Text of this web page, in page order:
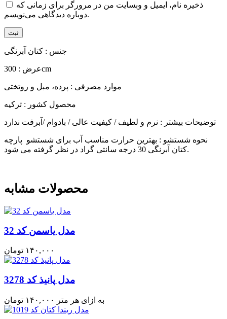
ذخیره نام، ایمیل و وبسایت من در مرورگر برای زمانی که
دوباره دیدگاهی می‌نویسم.
جنس : کتان آبرنگی
عرض : 300cm
موارد مصرفی : پرده، مبل و روتختی
محصول کشور : ترکیه
توضیحات بیشتر : نرم و لطیف / کیفیت عالی / بادوام /آبرفت ندارد
نحوه شستشو : بهترین حرارت مناسب آب برای شستشو پارچه
کتان آبرنگی 30 درجه سانتی گراد در نظر گرفته می شود.
محصولات مشابه
مدل یاسمن کد 32
۱۴۰,۰۰۰ تومان
مدل پانیذ کد 3278
۱۴۰,۰۰۰ تومان به ازای هر متر